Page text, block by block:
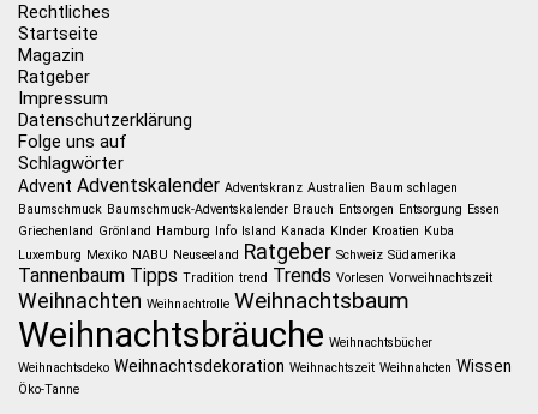
Rechtliches
Startseite
Magazin
Ratgeber
Impressum
Datenschutzerklärung
Folge uns auf
Schlagwörter
Advent Adventskalender Adventskranz Australien Baum schlagen
Baumschmuck Baumschmuck-Adventskalender Brauch Entsorgen Entsorgung Essen
Griechenland Grönland Hamburg Info Island Kanada KInder Kroatien Kuba
Luxemburg Mexiko NABU Neuseeland Ratgeber Schweiz Südamerika
Tannenbaum Tipps Tradition trend Trends Vorlesen Vorweihnachtszeit
Weihnachten Weihnachtrolle Weihnachtsbaum
Weihnachtsbräuche Weihnachtsbücher
Weihnachtsdeko Weihnachtsdekoration Weihnachtszeit Weihnahcten Wissen
Öko-Tanne